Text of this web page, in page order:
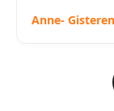
Anne- Gisteren